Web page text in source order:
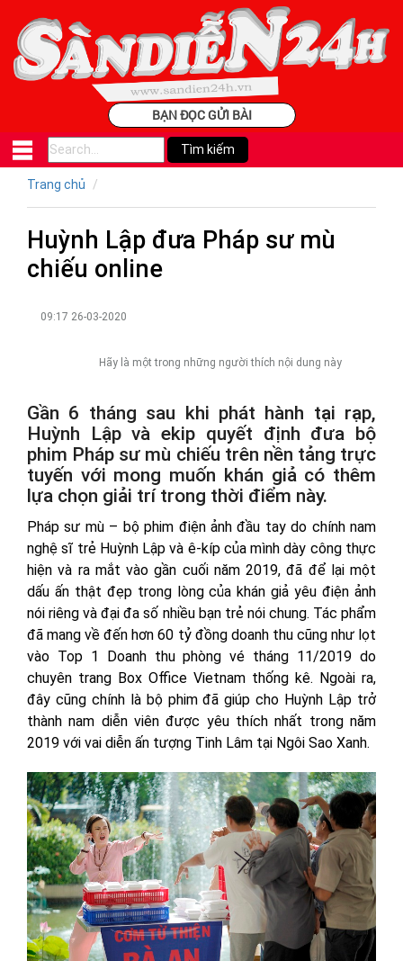
BẠN ĐỌC GỬI BÀI
Trang chủ
Huỳnh Lập đưa Pháp sư mù
chiếu online
09:17 26-03-2020
Hãy là một trong những người thích nội dung này
Gần 6 tháng sau khi phát hành tại rạp,
Huỳnh Lập và ekip quyết định đưa bộ
phim Pháp sư mù chiếu trên nền tảng trực
tuyến với mong muốn khán giả có thêm
lựa chọn giải trí trong thời điểm này.
Pháp sư mù – bộ phim điện ảnh đầu tay do chính nam
nghệ sĩ trẻ Huỳnh Lập và ê-kíp của mình dày công thực
hiện và ra mắt vào gần cuối năm 2019, đã để lại một
dấu ấn thật đẹp trong lòng của khán giả yêu điện ảnh
nói riêng và đại đa số nhiều bạn trẻ nói chung. Tác phẩm
đã mang về đến hơn 60 tỷ đồng doanh thu cũng như lọt
vào Top 1 Doanh thu phòng vé tháng 11/2019 do
chuyên trang Box Office Vietnam thống kê. Ngoài ra,
đây cũng chính là bộ phim đã giúp cho Huỳnh Lập trở
thành nam diễn viên được yêu thích nhất trong năm
2019 với vai diễn ấn tượng Tinh Lâm tại Ngôi Sao Xanh.